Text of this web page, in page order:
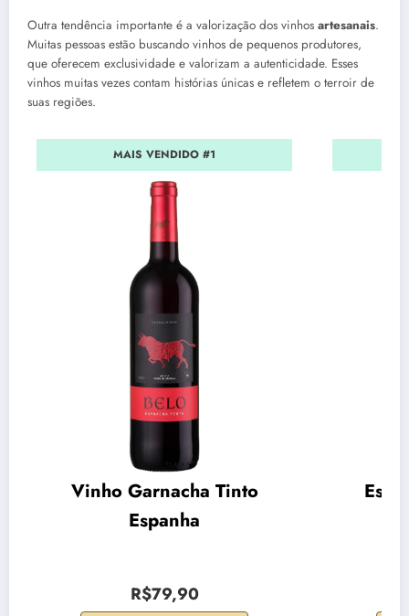
Outra tendência importante é a valorização dos vinhos artesanais.
Muitas pessoas estão buscando vinhos de pequenos produtores,
que oferecem exclusividade e valorizam a autenticidade. Esses
vinhos muitas vezes contam histórias únicas e refletem o terroir de
suas regiões.
MAIS VENDIDO #1
Vinho Garnacha Tinto
Espanha
R$79,90